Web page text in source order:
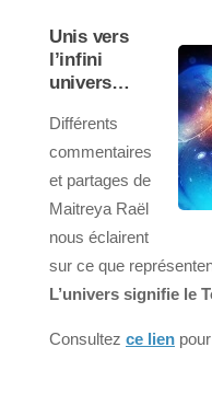
Unis vers
l’infini
univers…
Différents
commentaires
et partages de
Maitreya Raël
nous éclairent
sur ce que
L’univers signifie le
Consultez ce lien